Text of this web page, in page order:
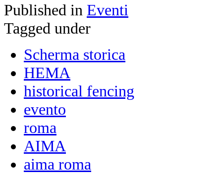
Published in Eventi
Tagged under
Scherma storica
HEMA
historical fencing
evento
roma
AIMA
aima roma